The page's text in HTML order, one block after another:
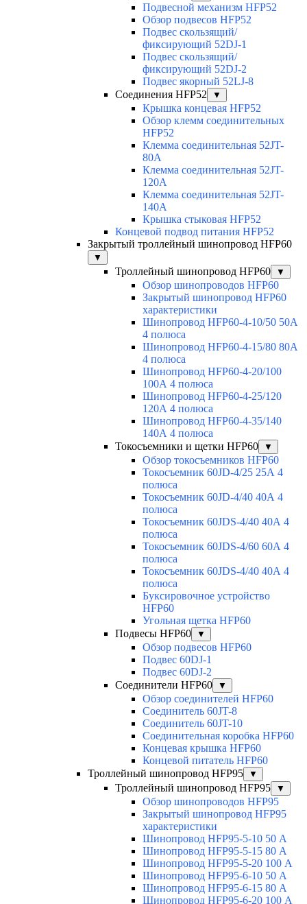
Подвесной механизм HFP52
Обзор подвесов HFP52
Подвес скользящий/
фиксирующий 52DJ-1
Подвес скользящий/
фиксирующий 52DJ-2
Подвес якорный 52LJ-8
Соединения HFP52
▼
Крышка концевая HFP52
Обзор клемм соединительных
HFP52
Клемма соединительная 52JT-
80A
Клемма соединительная 52JT-
120A
Клемма соединительная 52JT-
140A
Крышка стыковая HFP52
Концевой подвод питания HFP52
Закрытый троллейный шинопровод HFP60
▼
Троллейный шинопровод HFP60 ▼
Обзор шинопроводов HFP60
Закрытый шинопровод HFP60
характеристики
Шинопровод HFP60-4-10/50 50А
4 полюса
Шинопровод HFP60-4-15/80 80А
4 полюса
Шинопровод HFP60-4-20/100
100А 4 полюса
Шинопровод HFP60-4-25/120
120А 4 полюса
Шинопровод HFP60-4-35/140
140А 4 полюса
Токосъемники и щетки HFP60
▼
Обзор токосъемников HFP60
Токосъемник 60JD-4/25 25А 4
полюса
Токосъемник 60JD-4/40 40А 4
полюса
Токосъемник 60JDS-4/40 40А 4
полюса
Токосъемник 60JDS-4/60 60А 4
полюса
Токосъемник 60JDS-4/40 40А 4
полюса
Буксировочное устройство
HFP60
Угольная щетка HFP60
Подвесы HFP60
▼
Обзор подвесов HFP60
Подвес 60DJ-1
Подвес 60DJ-2
Соединители HFP60
▼
Обзор соединителей HFP60
Соединитель 60JT-8
Соединитель 60JT-10
Соединительная коробка HFP60
Концевая крышка HFP60
Концевой питатель HFP60
Троллейный шинопровод HFP95
▼
Троллейный шинопровод HFP95 ▼
Обзор шинопроводов HFP95
Закрытый шинопровод HFP95
характеристики
Шинопровод HFP95-5-10 50 А
Шинопровод HFP95-5-15 80 А
Шинопровод HFP95-5-20 100 А
Шинопровод HFP95-6-10 50 А
Шинопровод HFP95-6-15 80 А
Шинопровод HFP95-6-20 100 А